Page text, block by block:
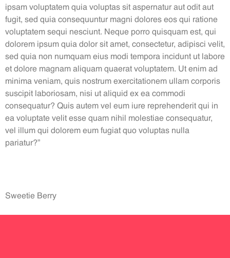
ipsam voluptatem quia voluptas sit aspernatur aut odit aut
fugit, sed quia consequuntur magni dolores eos qui ratione
voluptatem sequi nesciunt. Neque porro quisquam est, qui
dolorem ipsum quia dolor sit amet, consectetur, adipisci velit,
sed quia non numquam eius modi tempora incidunt ut labore
et dolore magnam aliquam quaerat voluptatem. Ut enim ad
minima veniam, quis nostrum exercitationem ullam corporis
suscipit laboriosam, nisi ut aliquid ex ea commodi
consequatur? Quis autem vel eum iure reprehenderit qui in
ea voluptate velit esse quam nihil molestiae consequatur,
vel illum qui dolorem eum fugiat quo voluptas nulla
pariatur?”
Sweetie Berry